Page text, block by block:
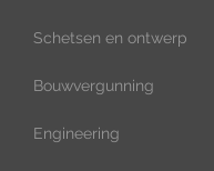
Schetsen en ontwerp
Bouwvergunning
Engineering